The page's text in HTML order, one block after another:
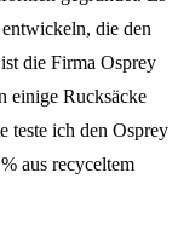
die den
die Firma Osprey
einige Rucksäcke
teste ich den Osprey
aus recyceltem